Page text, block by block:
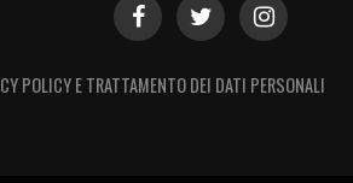
POLICY E TRATTAMENTO DEI DATI PERSONALI